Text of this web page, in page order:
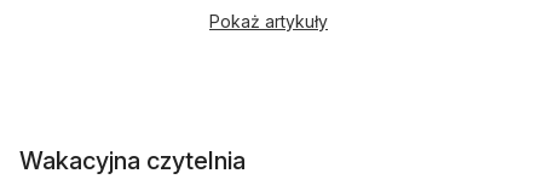
Pokaż artykuły
Wakacyjna czytelnia